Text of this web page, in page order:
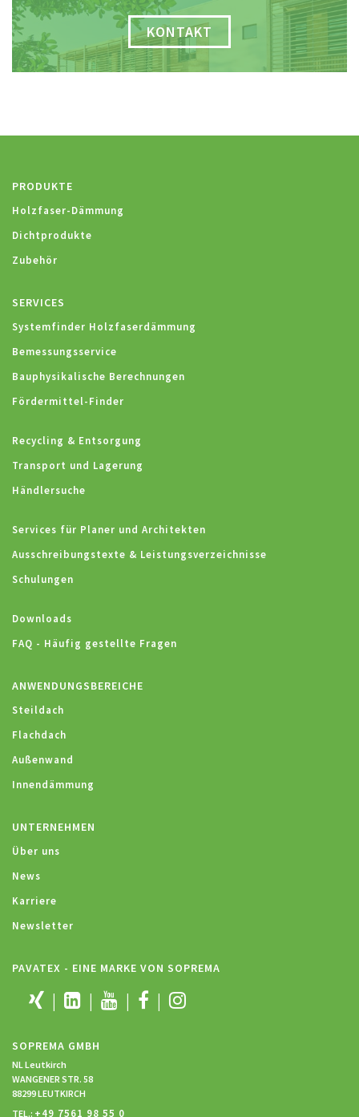
KONTAKT
PRODUKTE
Holzfaser-Dämmung
Dichtprodukte
Zubehör
SERVICES
Systemfinder Holzfaserdämmung
Bemessungsservice
Bauphysikalische Berechnungen
Fördermittel-Finder
Recycling & Entsorgung
Transport und Lagerung
Händlersuche
Services für Planer und Architekten
Ausschreibungstexte & Leistungsverzeichnisse
Schulungen
Downloads
FAQ - Häufig gestellte Fragen
ANWENDUNGSBEREICHE
Steildach
Flachdach
Außenwand
Innendämmung
UNTERNEHMEN
Über uns
News
Karriere
Newsletter
PAVATEX - EINE MARKE VON SOPREMA
SOPREMA GMBH
NL Leutkirch
WANGENER STR. 58
88299 LEUTKIRCH
TEL.: +49 7561 98 55 0